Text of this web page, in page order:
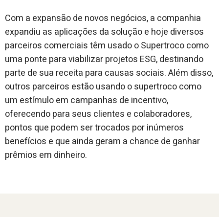
Com a expansão de novos negócios, a companhia
expandiu as aplicações da solução e hoje diversos
parceiros comerciais têm usado o Supertroco como
uma ponte para viabilizar projetos ESG, destinando
parte de sua receita para causas sociais. Além disso,
outros parceiros estão usando o supertroco como
um estímulo em campanhas de incentivo,
oferecendo para seus clientes e colaboradores,
pontos que podem ser trocados por inúmeros
benefícios e que ainda geram a chance de ganhar
prêmios em dinheiro.